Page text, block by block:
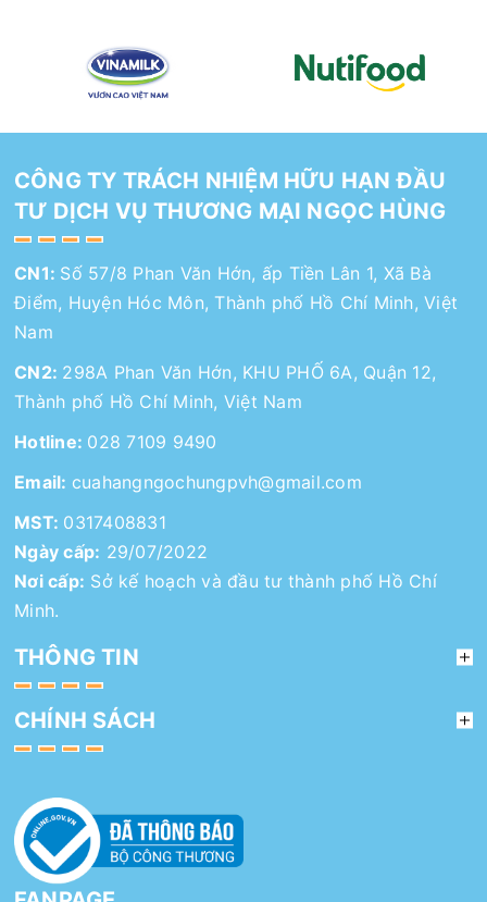
CÔNG TY TRÁCH NHIỆM HỮU HẠN ĐẦU
TƯ DỊCH VỤ THƯƠNG MẠI NGỌC HÙNG
CN1: Số 57/8 Phan Văn Hớn, ấp Tiền Lân 1, Xã Bà
Điểm, Huyện Hóc Môn, Thành phố Hồ Chí Minh, Việt
Nam
CN2: 298A Phan Văn Hớn, KHU PHỐ 6A, Quận 12,
Thành phố Hồ Chí Minh, Việt Nam
Hotline: 028 7109 9490
Email: cuahangngochungpvh@gmail.com
MST: 0317408831
Ngày cấp: 29/07/2022
Nơi cấp: Sở kế hoạch và đầu tư thành phố Hồ Chí
Minh.
THÔNG TIN
CHÍNH SÁCH